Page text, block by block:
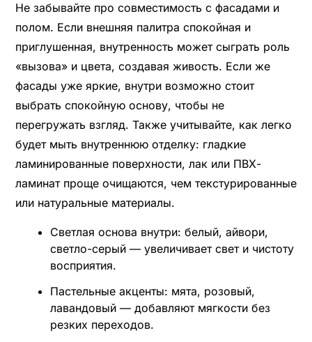
Не забывайте про совместимость с фасадами и
полом. Если внешняя палитра спокойная и
приглушенная, внутренность может сыграть роль
«вызова» и цвета, создавая живость. Если же
фасады уже яркие, внутри возможно стоит
выбрать спокойную основу, чтобы не
перегружать взгляд. Также учитывайте, как легко
будет мыть внутреннюю отделку: гладкие
ламинированные поверхности, лак или ПВХ-
ламинат проще очищаются, чем текстурированные
или натуральные материалы.
Светлая основа внутри: белый, айвори,
светло-серый — увеличивает свет и чистоту
восприятия.
Пастельные акценты: мята, розовый,
лавандовый — добавляют мягкости без
резких переходов.